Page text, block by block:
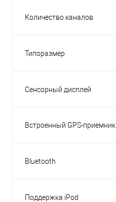
(3)
Медь(8)
Количество каналов
Типоразмер
Сенсорный дисплей
Встроенный GPS-приемник
Bluetooth
Поддержка iPod